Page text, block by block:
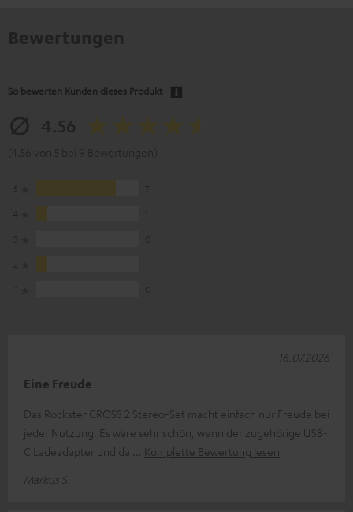
So bewerten Kunden dieses Produkt
Eine Freude
Das Rockster CROSS 2 Stereo-Set macht einfach nur Freude bei
jeder Nutzung. Es wäre sehr schön, wenn der zugehörige USB-
C Ladeadapter und da
Komplette Bewertung lesen
Markus S.
16.07.2026